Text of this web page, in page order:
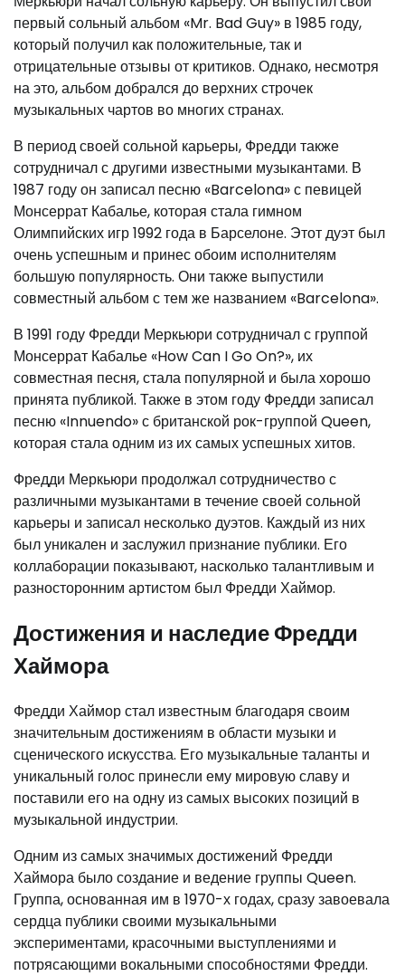
первый сольный альбом «Mr. Bad Guy» в 1985 году,
который получил как положительные, так и
отрицательные отзывы от критиков. Однако, несмотря
на это, альбом добрался до верхних строчек
музыкальных чартов во многих странах.
В период своей сольной карьеры, Фредди также
сотрудничал с другими известными музыкантами. В
1987 году он записал песню «Barcelona» с певицей
Монсеррат Кабалье, которая стала гимном
Олимпийских игр 1992 года в Барселоне. Этот дуэт был
очень успешным и принес обоим исполнителям
большую популярность. Они также выпустили
совместный альбом с тем же названием «Barcelona».
В 1991 году Фредди Меркьюри сотрудничал с группой
Монсеррат Кабалье «How Can I Go On?», их
совместная песня, стала популярной и была хорошо
принята публикой. Также в этом году Фредди записал
песню «Innuendo» с британской рок-группой Queen,
которая стала одним из их самых успешных хитов.
Фредди Меркьюри продолжал сотрудничество с
различными музыкантами в течение своей сольной
карьеры и записал несколько дуэтов. Каждый из них
был уникален и заслужил признание публики. Его
коллаборации показывают, насколько талантливым и
разносторонним артистом был Фредди Хаймор.
Достижения и наследие Фредди
Хаймора
Фредди Хаймор стал известным благодаря своим
значительным достижениям в области музыки и
сценического искусства. Его музыкальные таланты и
уникальный голос принесли ему мировую славу и
поставили его на одну из самых высоких позиций в
музыкальной индустрии.
Одним из самых значимых достижений Фредди
Хаймора было создание и ведение группы Queen.
Группа, основанная им в 1970-х годах, сразу завоевала
сердца публики своими музыкальными
экспериментами, красочными выступлениями и
потрясающими вокальными способностями Фредди.